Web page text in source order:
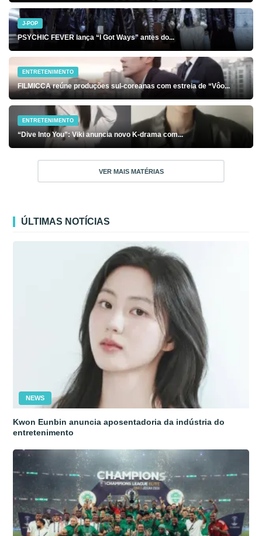
J-POP
PSYCHIC FEVER lança “I Got Ways” antes do...
ENTRETENIMENTO
FILMICCA reúne produções sul-coreanas com estreia de “Vôo...
ENTRETENIMENTO
“Dive Into You”: Viki anuncia novo K-drama com...
VER MAIS MATÉRIAS
ÚLTIMAS NOTÍCIAS
NEWS
Kwon Eunbin anuncia aposentadoria da indústria do
entretenimento